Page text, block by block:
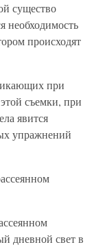
существо
необходимость
происходят
при
съемки, при
явится
упражнений
дневной свет в